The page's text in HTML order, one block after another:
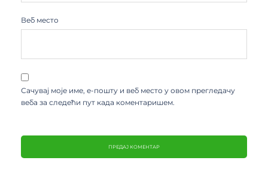
Веб место
Сачувај моје име, е-пошту и веб место у овом прегледачу
веба за следећи пут када коментаришем.